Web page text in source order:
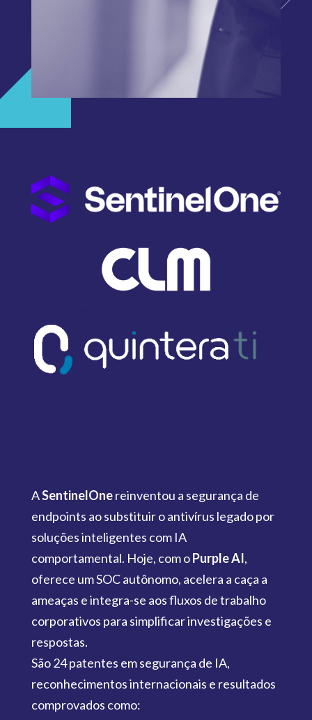
ASentinelOnereinventou a segurança de
endpoints ao substituir o antivírus legado por
soluções inteligentes com IA
comportamental. Hoje, com oPurple AI,
oferece um SOC autônomo, acelera a caça a
ameaças e integra-se aos fluxos de trabalho
corporativos para simplificar investigações e
respostas.
São 24 patentes em segurança de IA,
reconhecimentos internacionais e resultados
comprovados como: